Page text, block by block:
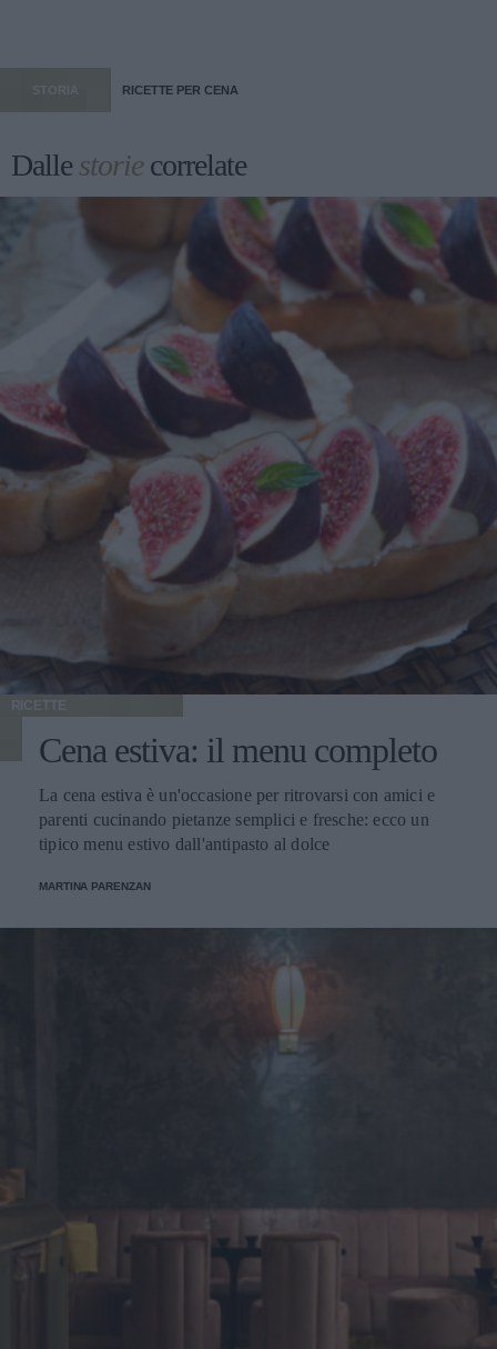
STORIA RICETTE PER CENA
Dallestoriecorrelate
RICETTE
Cena estiva: il menu completo
La cena estiva è un'occasione per ritrovarsi con amici e
parenti cucinando pietanze semplici e fresche: ecco un
tipico menu estivo dall'antipasto al dolce
MARTINA PARENZAN